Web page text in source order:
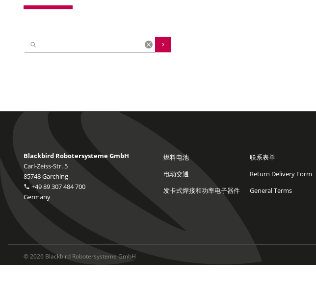
Blackbird Robotersysteme GmbH
Carl-Zeiss-Str. 5
85748 Garching
+49 89 307 484 700
Germany
燃料电池
电动交通
发卡式焊接和功率电子器件
联系表单
Return Delivery Form
General Terms
© 2026 Blackbird Robotersysteme GmbH